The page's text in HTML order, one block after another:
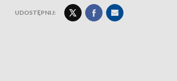
UDOSTĘPNIJ: